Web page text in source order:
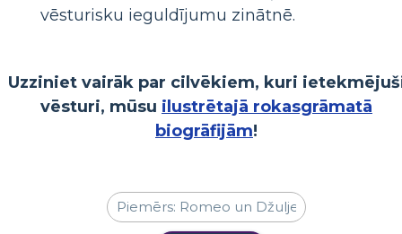
vēsturisku ieguldījumu zinātnē.
Uzziniet vairāk par cilvēkiem, kuri
vēsturi, mūsu ilustrētajā rokasgrāmatā
biogrāfijām!